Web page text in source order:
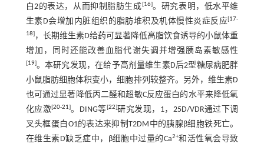
白2的表达，从而抑制脂肪生成[16]。研究表明，低水平维
生素D会增加内脏组织的脂肪堆积及机体慢性炎症反应[17-
18]，长期维生素D给药可显著降低高脂饮食诱导的小鼠体重
增加，同时还能改善血脂代谢失调并增强胰岛素敏感性
[19]。本研究发现，在给予高剂量维生素D后2型糖尿病肥胖
小鼠脂肪细胞体积变小，细胞排列较整齐。另外，维生素D
也可通过显著降低丙二醛和超敏C反应蛋白的水平来降低氧
化应激[20-21]。DING等[22]研究发现，1，25D/VDR通过下调
叉头框蛋白O1的表达来抑制T2DM中的胰腺β细胞铁死亡。
在维生素D缺乏症中，β细胞中过量的Ca2+和活性氧会导致